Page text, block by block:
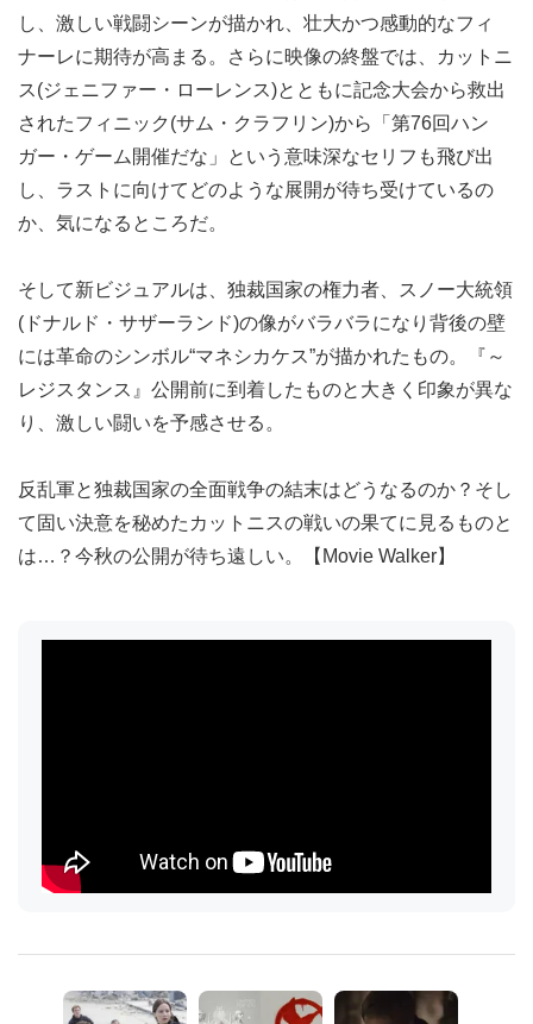
し、激しい戦闘シーンが描かれ、壮大かつ感動的なフィ
ナーレに期待が高まる。さらに映像の終盤では、カットニ
ス(ジェニファー・ローレンス)とともに記念大会から救出
されたフィニック(サム・クラフリン)から「第76回ハン
ガー・ゲーム開催だな」という意味深なセリフも飛び出
し、ラストに向けてどのような展開が待ち受けているの
か、気になるところだ。
そして新ビジュアルは、独裁国家の権力者、スノー大統領
(ドナルド・サザーランド)の像がバラバラになり背後の壁
には革命のシンボル“マネシカケス”が描かれたもの。『～
レジスタンス』公開前に到着したものと大きく印象が異な
り、激しい闘いを予感させる。
反乱軍と独裁国家の全面戦争の結末はどうなるのか？そし
て固い決意を秘めたカットニスの戦いの果てに見るものと
は…？今秋の公開が待ち遠しい。【Movie Walker】